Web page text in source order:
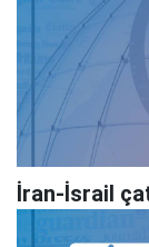
İran-İsrail